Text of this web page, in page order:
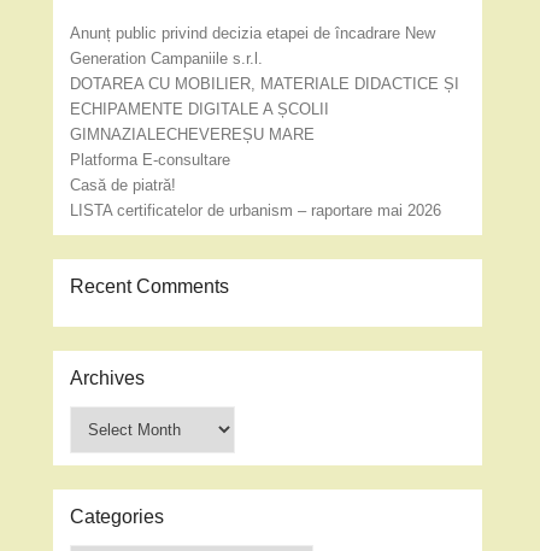
Anunț public privind decizia etapei de încadrare New
Generation Campaniile s.r.l.
DOTAREA CU MOBILIER, MATERIALE DIDACTICE ȘI
ECHIPAMENTE DIGITALE A ȘCOLII
GIMNAZIALECHEVEREȘU MARE
Platforma E-consultare
Casă de piatră!
LISTA certificatelor de urbanism – raportare mai 2026
Recent Comments
Archives
Categories